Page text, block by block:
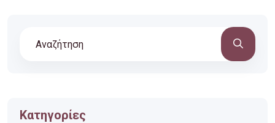
Κατηγορίες